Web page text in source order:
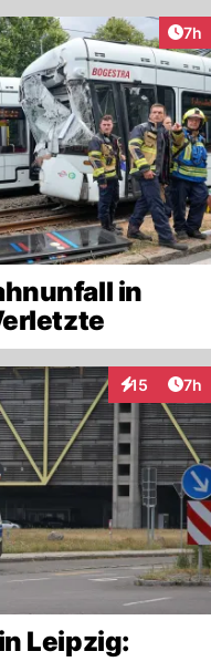
7h
in
15 7h
Leipzig: